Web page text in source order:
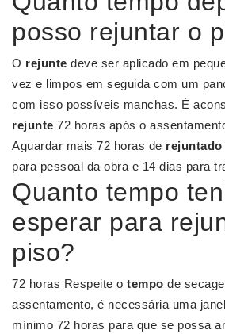
posso rejuntar o
O rejunte deve ser aplicado em
vez e limpos em seguida com um
com isso possíveis manchas. É
rejunte 72 horas após o
Aguardar mais 72 horas de rejuntado
para pessoal da obra e 14 dias para
Quanto tempo
esperar para
piso?
72 horas Respeite o tempo de
assentamento, é necessária uma
mínimo 72 horas para que se possa